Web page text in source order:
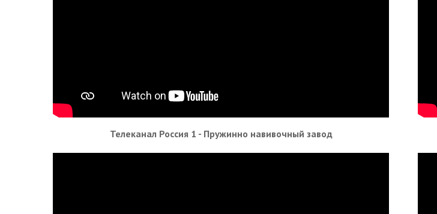
Телеканал Россия 1 - Пружинно навивочный завод